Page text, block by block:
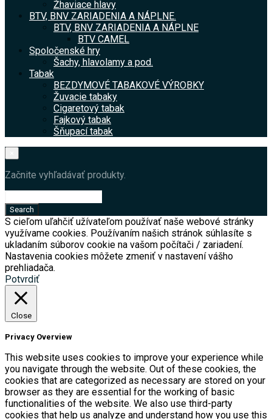
Žhaviace hlavy
BTV, BNV ZARIADENIA A NÁPLNE.
BTV, BNV ZARIADENIA A NÁPLNE
BTV CAMEL
Spoločenské hry
Šachy, hlavolamy a pod.
Tabak
BEZDYMOVÉ TABAKOVÉ VÝROBKY
Žuvacie tabaky
Cigaretový tabak
Fajkový tabak
Šňupací tabak
Začnite vyhľadávať produkty.
S cieľom uľahčiť užívateľom používať naše webové stránky
využívame cookies. Používaním našich stránok súhlasíte s
ukladaním súborov cookie na vašom počítači / zariadení.
Nastavenia cookies môžete zmeniť v nastavení vášho
prehliadača.
Potvrdiť
Close
Privacy Overview
This website uses cookies to improve your experience while
you navigate through the website. Out of these cookies, the
cookies that are categorized as necessary are stored on your
browser as they are essential for the working of basic
functionalities of the website. We also use third-party
cookies that help us analyze and understand how you use this